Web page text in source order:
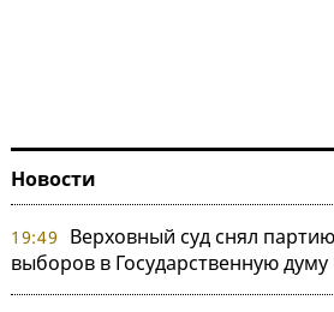
Новости
19:49
Верховный суд снял
выборов в Государственную думу